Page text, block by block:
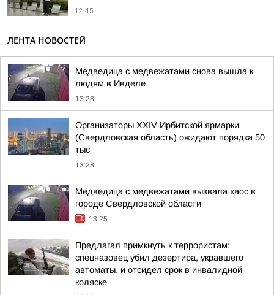
12:45
ЛЕНТА НОВОСТЕЙ
Медведица с медвежатами снова вышла к
людям в Ивделе
13:28
Организаторы XXIV Ирбитской ярмарки
(Свердловская область) ожидают порядка 50
тыс
13:28
Медведица с медвежатами вызвала хаос в
городе Свердловской области
13:25
Предлагал примкнуть к террористам:
спецназовец убил дезертира, укравшего
автоматы, и отсидел срок в инвалидной
коляске